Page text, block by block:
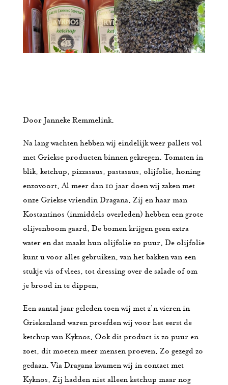
Door Janneke Remmelink.
Na lang wachten hebben wij eindelijk weer pallets vol
met Griekse producten binnen gekregen. Tomaten in
blik, ketchup, pizzasaus, pastasaus, olijfolie, honing
enzovoort. Al meer dan 10 jaar doen wij zaken met
onze Griekse vriendin Dragana. Zij en haar man
Kostantinos (inmiddels overleden) hebben een grote
olijvenboom gaard. De bomen krijgen geen extra
water en dat maakt hun olijfolie zo puur. De olijfolie
kunt u voor alles gebruiken, van het bakken van een
stukje vis of vlees, tot dressing over de salade of om
je brood in te dippen.
Een aantal jaar geleden toen wij met z’n vieren in
Griekenland waren proefden wij voor het eerst de
ketchup van Kyknos. Ook dit product is zo puur en
zoet, dit moeten meer mensen proeven. Zo gezegd zo
gedaan. Via Dragana kwamen wij in contact met
Kyknos. Zij hadden niet alleen ketchup maar nog